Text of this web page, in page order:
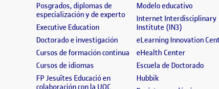
Posgrados, diplomas de
especialización y de experto(se abre en nueva ventana)
Executive Education(se abre en nueva ventana)
Doctorado e investigación(se abre en nueva ventana)
Cursos de formación continua (se abre en nueva ventana)
Cursos de idiomas (se abre en nueva ventana)
FP Jesuïtes Educació en
(se abre en nueva ventana)
Modelo educativo(se
Internet Interdisciplinary
Institute (IN3)(se abre
eLearning Innovation
eHealth Center(se abre
Escuela de Doctorado(se
Hubbik(se abre en nueva